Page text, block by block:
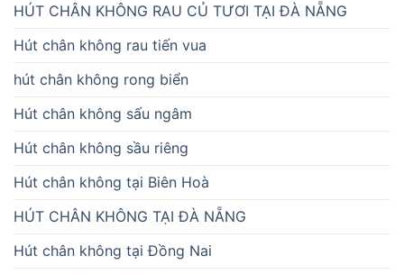
HÚT CHÂN KHÔNG RAU CỦ TƯƠI TẠI ĐÀ NẴNG
Hút chân không rau tiến vua
hút chân không rong biển
Hút chân không sấu ngâm
Hút chân không sầu riêng
Hút chân không tại Biên Hoà
HÚT CHÂN KHÔNG TẠI ĐÀ NẴNG
Hút chân không tại Đồng Nai